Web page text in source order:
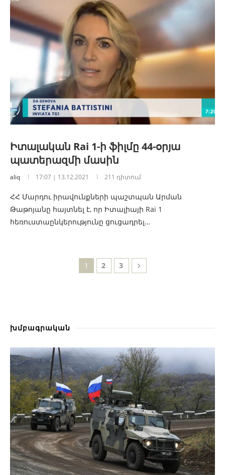
Իտալական Rai 1-ի ֆիլմը 44-օրյա
պատերազմի մասին
aliq 17:07 | 13.12.2021 211 դիտում
ՀՀ Մարդու իրավունքների պաշտպան Արման
Թաթոյանը հայտնել է, որ Իտալիայի Rai 1
հեռուստաընկերությունը ցուցադրել…
1 2 3
խմբագրական